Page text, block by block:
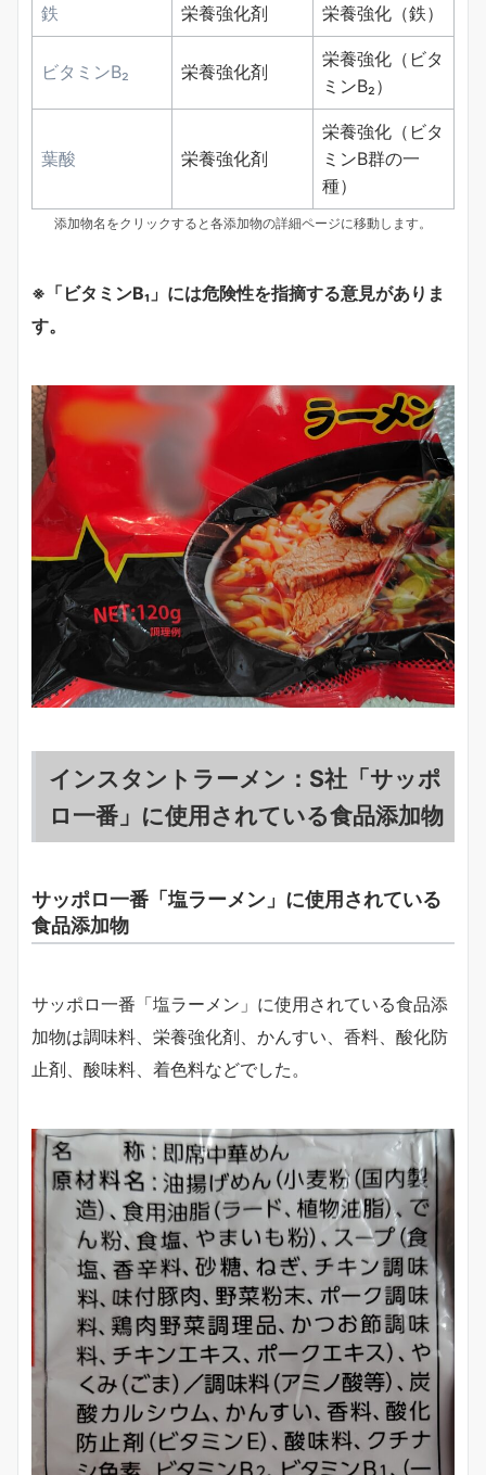
鉄 栄養強化剤 栄養強化（鉄）
ビタミンB₂ 栄養強化剤
栄養強化（ビタ
ミンB₂）
葉酸 栄養強化剤
栄養強化（ビタ
ミンB群の一
種）
添加物名をクリックすると各添加物の詳細ページに移動します。
※「ビタミンB₁」には危険性を指摘する意見がありま
す。
インスタントラーメン：S社「サッポ
ロ一番」に使用されている食品添加物
サッポロ一番「塩ラーメン」に使用されている
食品添加物
サッポロ一番「塩ラーメン」に使用されている食品添
加物は調味料、栄養強化剤、かんすい、香料、酸化防
止剤、酸味料、着色料などでした。